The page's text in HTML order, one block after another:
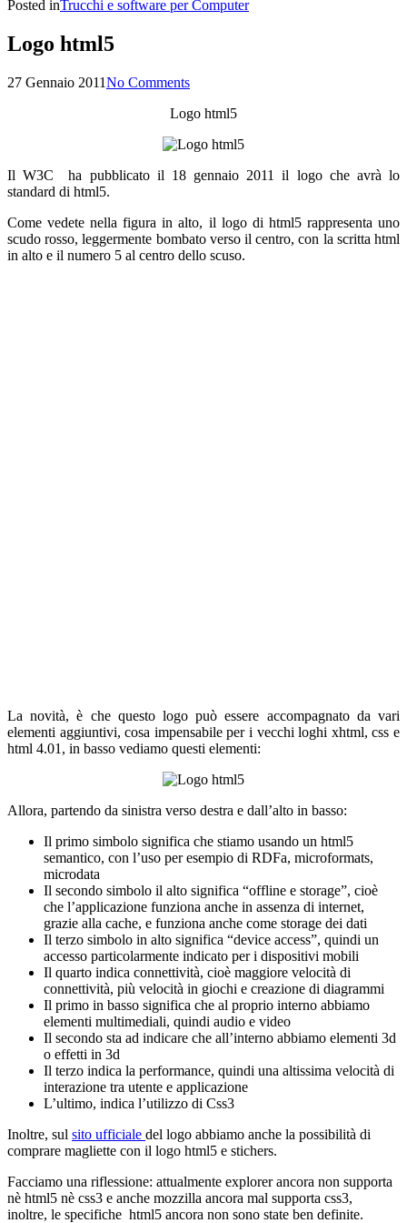
Posted inTrucchi e software per Computer
Logo html5
27 Gennaio 2011No Comments
Logo html5
Il W3C ha pubblicato il 18 gennaio 2011 il logo che avrà lo
standard di html5.
Come vedete nella figura in alto, il logo di html5 rappresenta uno
scudo rosso, leggermente bombato verso il centro, con la scritta html
in alto e il numero 5 al centro dello scuso.
La novità, è che questo logo può essere accompagnato da vari
elementi aggiuntivi, cosa impensabile per i vecchi loghi xhtml, css e
html 4.01, in basso vediamo questi elementi:
Allora, partendo da sinistra verso destra e dall’alto in basso:
Il primo simbolo significa che stiamo usando un html5
semantico, con l’uso per esempio di RDFa, microformats,
microdata
Il secondo simbolo il alto significa “offline e storage”, cioè
che l’applicazione funziona anche in assenza di internet,
grazie alla cache, e funziona anche come storage dei dati
Il terzo simbolo in alto significa “device access”, quindi un
accesso particolarmente indicato per i dispositivi mobili
Il quarto indica connettività, cioè maggiore velocità di
connettività, più velocità in giochi e creazione di diagrammi
Il primo in basso significa che al proprio interno abbiamo
elementi multimediali, quindi audio e video
Il secondo sta ad indicare che all’interno abbiamo elementi 3d
o effetti in 3d
Il terzo indica la performance, quindi una altissima velocità di
interazione tra utente e applicazione
L’ultimo, indica l’utilizzo di Css3
Inoltre, sul sito ufficiale del logo abbiamo anche la possibilità di
comprare magliette con il logo html5 e stichers.
Facciamo una riflessione: attualmente explorer ancora non supporta
nè html5 nè css3 e anche mozzilla ancora mal supporta css3,
inoltre, le specifiche html5 ancora non sono state ben definite.